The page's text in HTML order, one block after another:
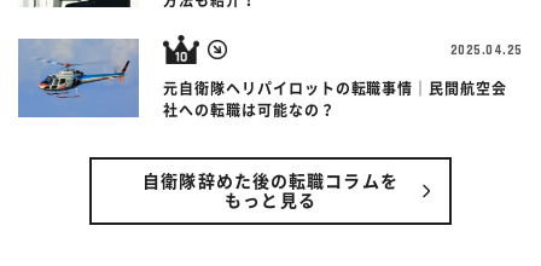
2025.04.25
元自衛隊ヘリパイロットの転職事情｜民間航空会
社への転職は可能なの？
自衛隊辞めた後の転職コラムを
もっと見る